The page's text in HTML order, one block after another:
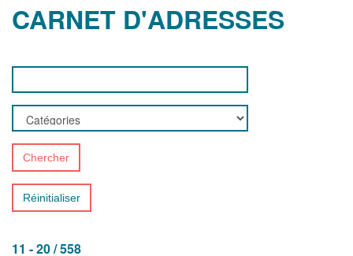
CARNET D'ADRESSES
Chercher
Réinitialiser
11 - 20 / 558